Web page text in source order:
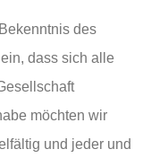
des
dass sich alle
möchten wir
und jeder und